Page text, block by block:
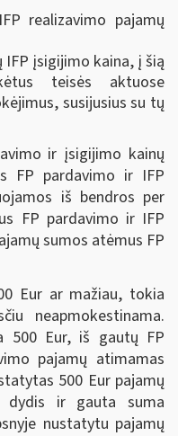
realizavimo pajamų
įsigijimo kaina, į šią
teisės aktuose
susijusius su tų
ir įsigijimo kainų
FP pardavimo ir IFP
iš bendros per
FP pardavimo ir IFP
sumos atėmus FP
Eur ar mažiau, tokia
neapmokestinama.
500 Eur, iš gautų FP
pajamų atimamas
500 Eur pajamų
dydis ir gauta suma
nustatytu pajamų